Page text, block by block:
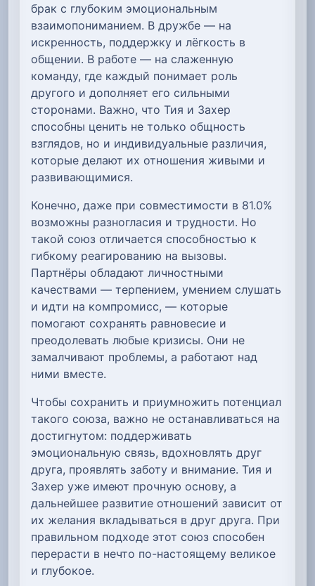
брак с глубоким эмоциональным
взаимопониманием. В дружбе — на
искренность, поддержку и лёгкость в
общении. В работе — на слаженную
команду, где каждый понимает роль
другого и дополняет его сильными
сторонами. Важно, что Тия и Захер
способны ценить не только общность
взглядов, но и индивидуальные различия,
которые делают их отношения живыми и
развивающимися.
Конечно, даже при совместимости в 81.0%
возможны разногласия и трудности. Но
такой союз отличается способностью к
гибкому реагированию на вызовы.
Партнёры обладают личностными
качествами — терпением, умением слушать
и идти на компромисс, — которые
помогают сохранять равновесие и
преодолевать любые кризисы. Они не
замалчивают проблемы, а работают над
ними вместе.
Чтобы сохранить и приумножить потенциал
такого союза, важно не останавливаться на
достигнутом: поддерживать
эмоциональную связь, вдохновлять друг
друга, проявлять заботу и внимание. Тия и
Захер уже имеют прочную основу, а
дальнейшее развитие отношений зависит от
их желания вкладываться в друг друга. При
правильном подходе этот союз способен
перерасти в нечто по-настоящему великое
и глубокое.